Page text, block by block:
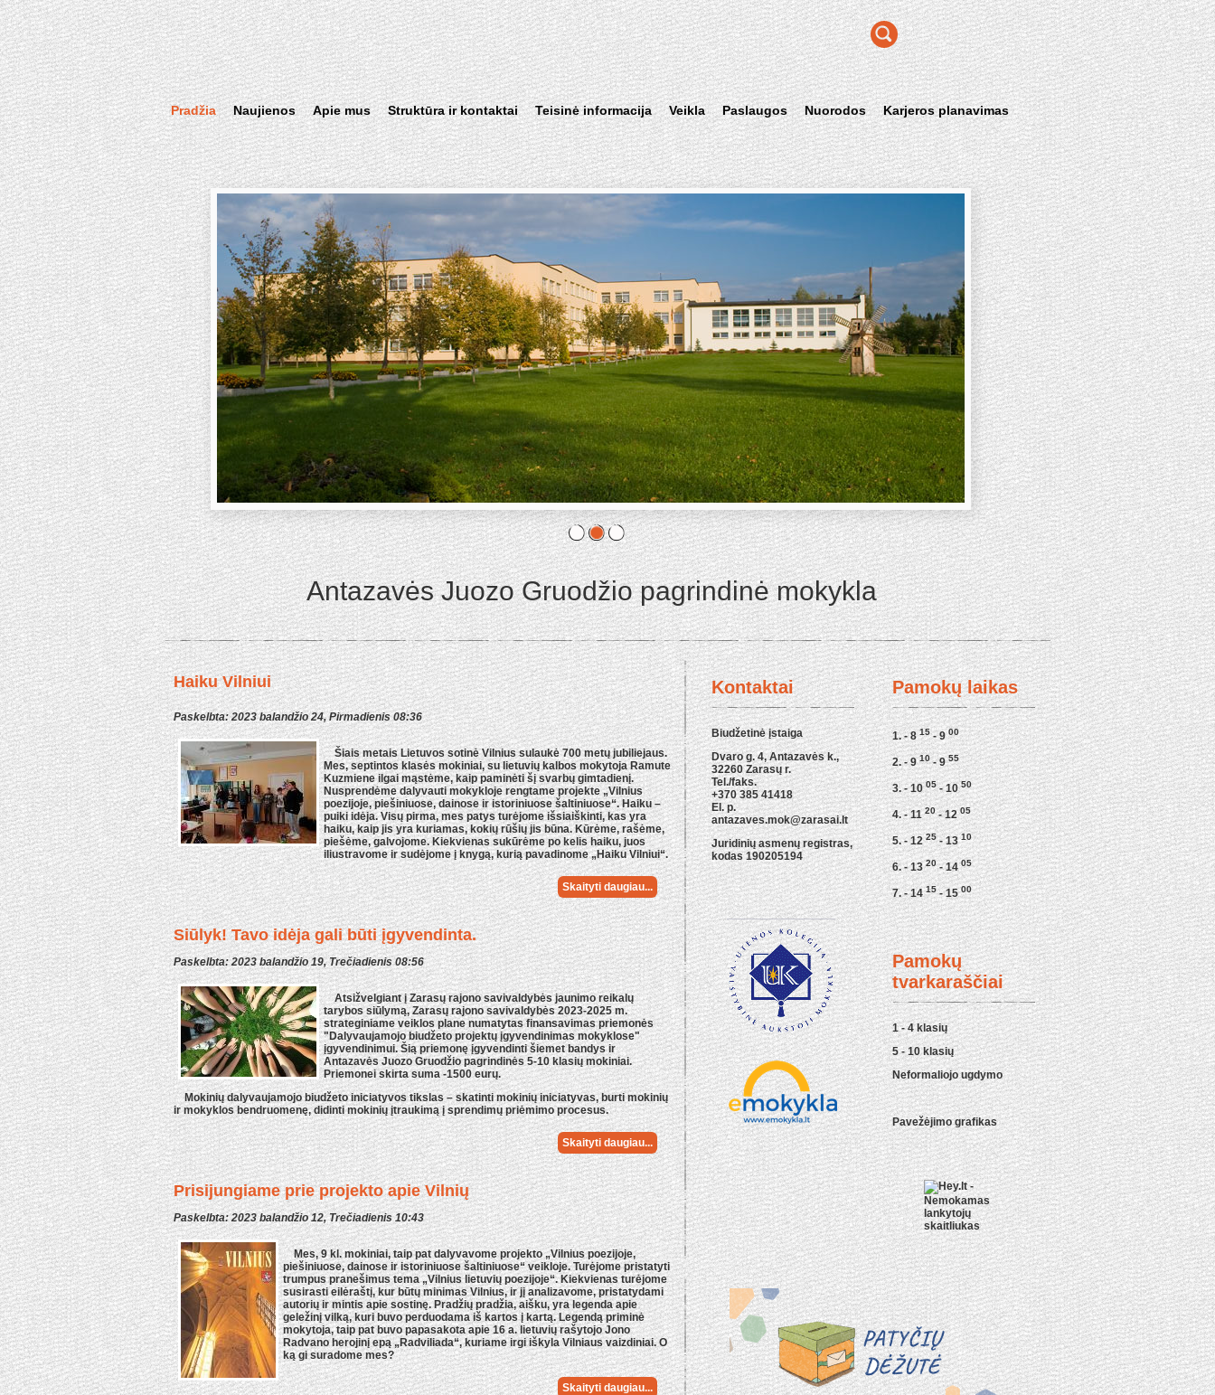
Pradžia Naujienos Apie mus Struktūra ir kontaktai Teisinė informacija Veikla Paslaugos Nuorodos Karjeros planavimas
Antazavės Juozo Gruodžio pagrindinė mokykla
Haiku Vilniui
Paskelbta: 2023 balandžio 24, Pirmadienis 08:36
Šiais metais Lietuvos sotinė Vilnius sulaukė 700 metų jubiliejaus.
Mes, septintos klasės mokiniai, su lietuvių kalbos mokytoja Ramute
Kuzmiene ilgai mąstėme, kaip paminėti šį svarbų gimtadienį.
Nusprendėme dalyvauti mokykloje rengtame projekte „Vilnius
poezijoje, piešiniuose, dainose ir istoriniuose šaltiniuose“. Haiku –
puiki idėja. Visų pirma, mes patys turėjome išsiaiškinti, kas yra
haiku, kaip jis yra kuriamas, kokių rūšių jis būna. Kūrėme, rašėme,
piešėme, galvojome. Kiekvienas sukūrėme po kelis haiku, juos
iliustravome ir sudėjome į knygą, kurią pavadinome „Haiku Vilniui“.
Skaityti daugiau...
Siūlyk! Tavo idėja gali būti įgyvendinta.
Paskelbta: 2023 balandžio 19, Trečiadienis 08:56
Atsižvelgiant į Zarasų rajono savivaldybės jaunimo reikalų
tarybos siūlymą, Zarasų rajono savivaldybės 2023-2025 m.
strateginiame veiklos plane numatytas finansavimas priemonės
"Dalyvaujamojo biudžeto projektų įgyvendinimas mokyklose"
įgyvendinimui. Šią priemonę įgyvendinti šiemet bandys ir
Antazavės Juozo Gruodžio pagrindinės 5-10 klasių mokiniai.
Priemonei skirta suma -1500 eurų.
Mokinių dalyvaujamojo biudžeto iniciatyvos tikslas – skatinti mokinių iniciatyvas, burti mokinių
ir mokyklos bendruomenę, didinti mokinių įtraukimą į sprendimų priėmimo procesus.
Skaityti daugiau...
Prisijungiame prie projekto apie Vilnių
Paskelbta: 2023 balandžio 12, Trečiadienis 10:43
Mes, 9 kl. mokiniai, taip pat dalyvavome projekto „Vilnius poezijoje,
piešiniuose, dainose ir istoriniuose šaltiniuose“ veikloje. Turėjome pristatyti
trumpus pranešimus tema „Vilnius lietuvių poezijoje“. Kiekvienas turėjome
susirasti eilėraštį, kur būtų minimas Vilnius, ir jį analizavome, pristatydami
autorių ir mintis apie sostinę. Pradžių pradžia, aišku, yra legenda apie
geležinį vilką, kuri buvo perduodama iš kartos į kartą. Legendą priminė
mokytoja, taip pat buvo papasakota apie 16 a. lietuvių rašytojo Jono
Radvano herojinį epą „Radviliada“, kuriame irgi iškyla Vilniaus vaizdiniai. O
ką gi suradome mes?
Skaityti daugiau...
Kontaktai
Biudžetinė įstaiga
Dvaro g. 4, Antazavės k.,
32260 Zarasų r.
Tel./faks.
+370 385 41418
El. p.
antazaves.mok@zarasai.lt
Juridinių asmenų registras,
kodas 190205194
Pamokų laikas
1. - 815- 9 00
2. - 910- 955
3. - 1005- 1050
4. - 1120- 1205
5. - 1225- 1310
6. - 1320- 1405
7. - 1415- 1500
Pamokų
tvarkaraščiai
1 - 4 klasių
5 - 10 klasių
Neformaliojo ugdymo
Pavežėjimo grafikas